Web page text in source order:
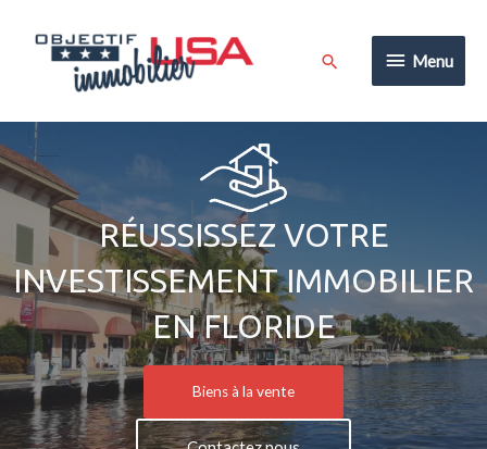
contenu
Menu
Menu
Rechercher
RÉUSSISSEZ VOTRE
INVESTISSEMENT IMMOBILIER
EN FLORIDE
Biens à la vente